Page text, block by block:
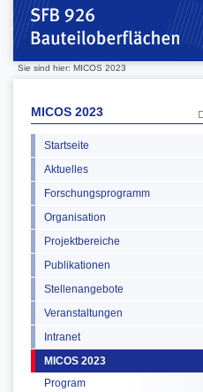
Sie sind hier: MICOS 2023
MICOS 2023
Startseite
Aktuelles
Forschungsprogramm
Organisation
Projektbereiche
Publikationen
Stellenangebote
Veranstaltungen
Intranet
MICOS 2023
Program